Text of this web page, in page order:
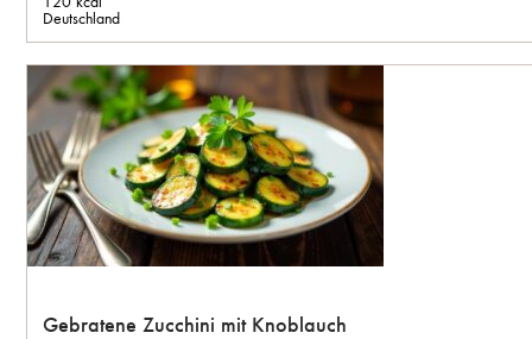
Deutschland
Gebratene Zucchini mit Knoblauch